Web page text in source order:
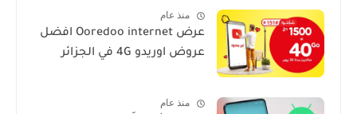
منذ عام
عرض Ooredoo internet افضل
عروض اوريدو 4G في الجزائر
منذ عام